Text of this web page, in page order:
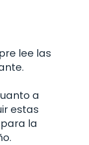
lee las
a
estas
la